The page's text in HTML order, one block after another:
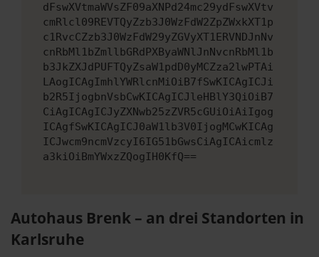
dFswXVtmaWVsZF09aXNPd24mc29ydFswXVtv
cmRlcl09REVTQyZzb3J0WzFdW2ZpZWxkXT1p
c1RvcCZzb3J0WzFdW29yZGVyXT1ERVNDJnNv
cnRbMl1bZmllbGRdPXByaWNlJnNvcnRbMl1b
b3JkZXJdPUFTQyZsaW1pdD0yMCZza2lwPTAi
LAogICAgImhlYWRlcnMiOiB7fSwKICAgICJi
b2R5IjogbnVsbCwKICAgICJleHBlY3QiOiB7
CiAgICAgICJyZXNwb25zZVR5cGUiOiAiIgog
ICAgfSwKICAgICJ0aW1lb3V0IjogMCwKICAg
ICJwcm9ncmVzcyI6IG51bGwsCiAgICAicmlz
a3kiOiBmYWxzZQogIH0KfQ==
Autohaus Brenk – an drei Standorten in
Karlsruhe